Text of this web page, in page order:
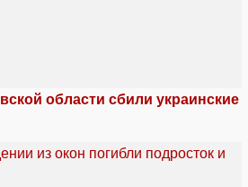
области сбили украинские